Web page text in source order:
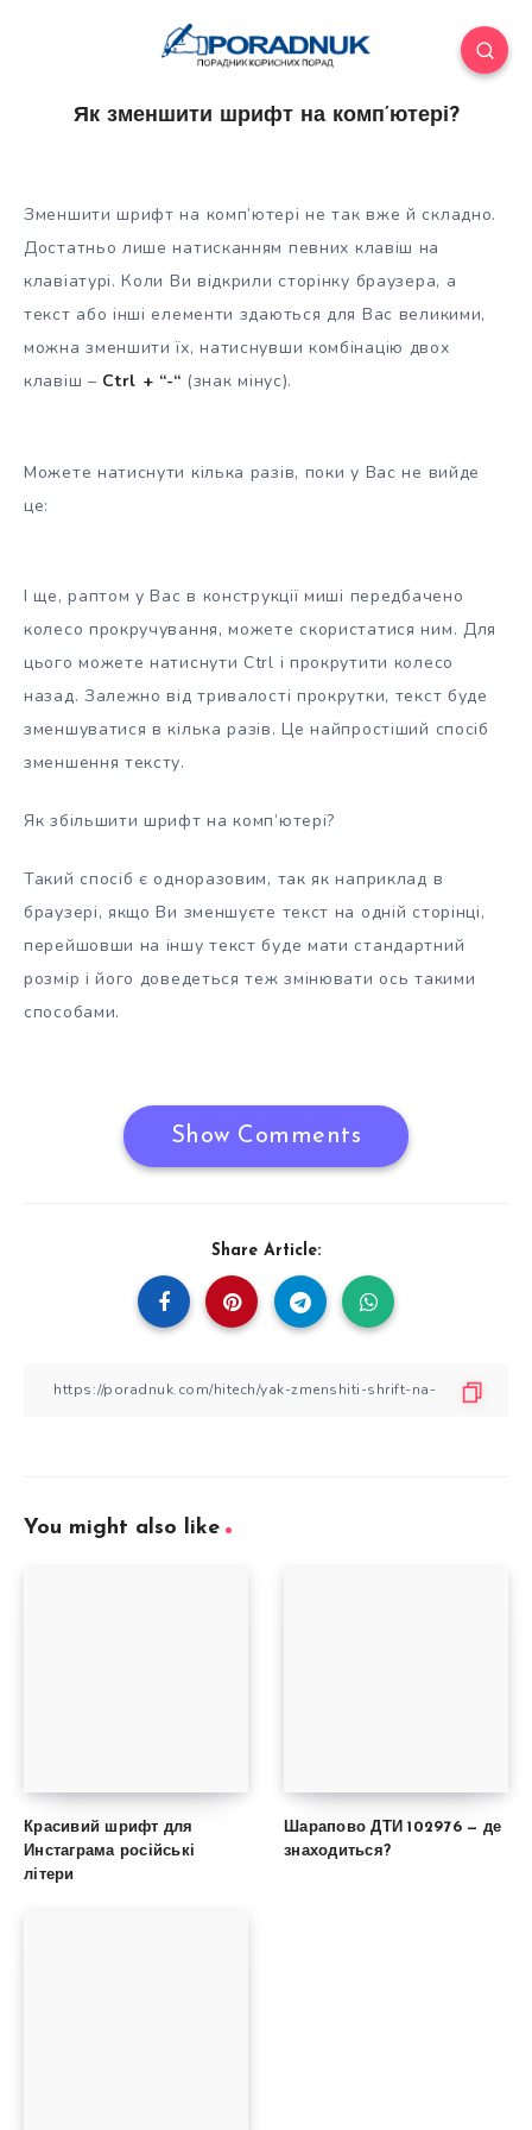
Як зменшити шрифт на комп’ютері?
Зменшити шрифт на комп’ютері не так вже й складно.
Достатньо лише натисканням певних клавіш на
клавіатурі. Коли Ви відкрили сторінку браузера, а
текст або інші елементи здаються для Вас великими,
можна зменшити їх, натиснувши комбінацію двох
клавіш – Ctrl + “-“ (знак мінус).
Можете натиснути кілька разів, поки у Вас не вийде
це:
І ще, раптом у Вас в конструкції миші передбачено
колесо прокручування, можете скористатися ним. Для
цього можете натиснути Ctrl і прокрутити колесо
назад. Залежно від тривалості прокрутки, текст буде
зменшуватися в кілька разів. Це найпростіший спосіб
зменшення тексту.
Як збільшити шрифт на комп’ютері?
Такий спосіб є одноразовим, так як наприклад в
браузері, якщо Ви зменшуєте текст на одній сторінці,
перейшовши на іншу текст буде мати стандартний
розмір і його доведеться теж змінювати ось такими
способами.
Show Comments
Share Article:
You might also like
Красивий шрифт для
Инстаграма російські
літери
Шарапово ДТИ 102976 — де
знаходиться?